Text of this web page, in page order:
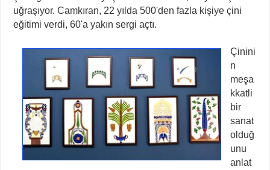
uğraşıyor. Camkıran, 22 yılda 500'den fazla kişiye çini
eğitimi verdi, 60'a yakın sergi açtı.
Çinini
n
meşa
kkatli
bir
sanat
olduğ
unu
anlat